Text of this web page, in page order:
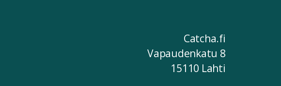
Catcha.fi
Vapaudenkatu 8
15110 Lahti